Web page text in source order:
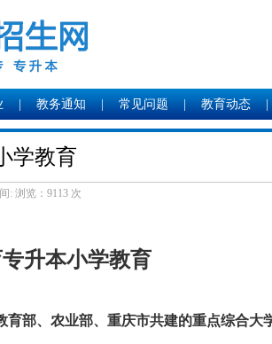
教务通知 常见问题 教育动态
学教育
: 浏览： 9113 次
升本小学教育
育部、农业部、重庆市共建的重点综合大